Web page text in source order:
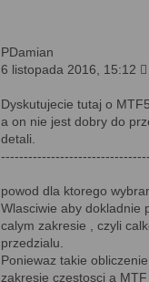
PDamian
6 listopada 2016, 15:12 
Dyskutujecie tutaj o
a on nie jest dobry do
detali.
powod dla ktorego
Wlasciwie aby dokladnie
calym zakresie , czyli
przedzialu.
Poniewaz takie
zakresie czestosci a